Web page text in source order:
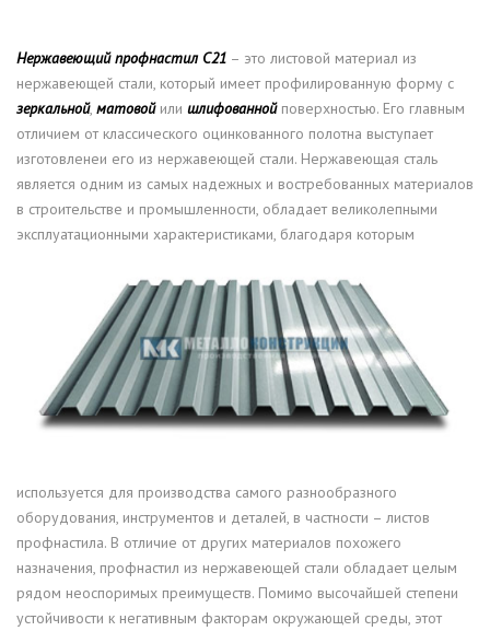
Нержавеющий профнастил С21 – это листовой материал из
нержавеющей стали, который имеет профилированную форму с
зеркальной, матовой или шлифованной поверхностью. Его главным
отличием от классического оцинкованного полотна выступает
изготовленеи его из нержавеющей стали. Нержавеющая сталь
является одним из самых надежных и востребованных материалов
в строительстве и промышленности, обладает великолепными
эксплуатационными характеристиками, благодаря которым
используется для производства самого разнообразного
оборудования, инструментов и деталей, в частности – листов
профнастила. В отличие от других материалов похожего
назначения, профнастил из нержавеющей стали обладает целым
рядом неоспоримых преимуществ. Помимо высочайшей степени
устойчивости к негативным факторам окружающей среды, этот